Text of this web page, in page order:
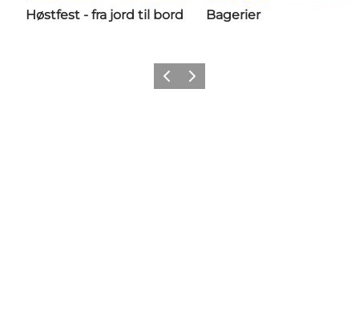
Høstfest - fra jord til bord Bagerier
Forrige billede
Næste billede